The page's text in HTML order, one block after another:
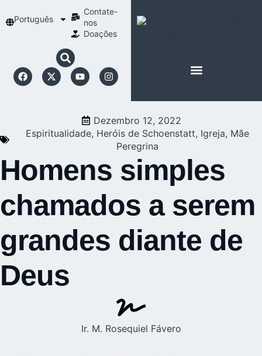
Português
Contate-
nos
Doações
Dezembro 12, 2022
Espiritualidade, Heróis de Schoenstatt, Igreja, Mãe
Peregrina
Homens simples
chamados a serem
grandes diante de
Deus
Ir. M. Rosequiel Fávero